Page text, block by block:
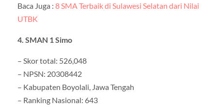
Baca Juga : 8 SMA Terbaik di Sulawesi Selatan dari Nilai
UTBK
4. SMAN 1 Simo
– Skor total: 526,048
– NPSN: 20308442
– Kabupaten Boyolali, Jawa Tengah
– Ranking Nasional: 643